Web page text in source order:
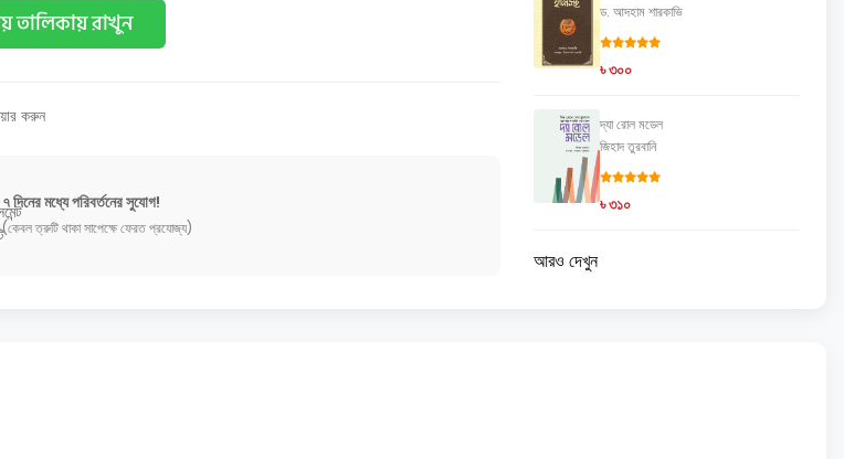
তালিকায় রাখুন
করুন
৭ দিনের মধ্যে পরিবর্তনের সুযোগ!
(কেবল ত্রুটি থাকা সাপেক্ষে ফেরত প্রযোজ্য)
ড. আদহাম শারকাভি
৳ ৩০০
দ্যা রোল মডেল
জিহাদ তুরবানি
৳ ৩১০
আরও দেখুন